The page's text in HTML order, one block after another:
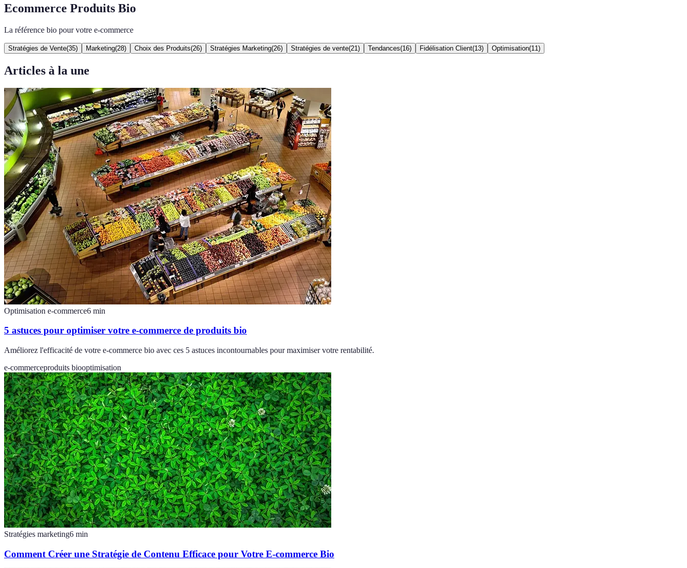
Ecommerce Produits Bio
La référence bio pour votre e-commerce
Stratégies de Vente(35) Marketing(28) Choix des Produits(26) Stratégies Marketing(26) Stratégies de vente(21 ) Tendances(16) Fidélisation Client(13) Optimisation(11 )
Articles à la une
Optimisation e-commerce6 min
5 astuces pour optimiser votre e-commerce de produits bio
Améliorez l'efficacité de votre e-commerce bio avec ces 5 astuces incontournables pour maximiser votre rentabilité.
e-commerceproduits biooptimisation
Stratégies marketing6 min
Comment Créer une Stratégie de Contenu Efficace pour Votre E-commerce Bio